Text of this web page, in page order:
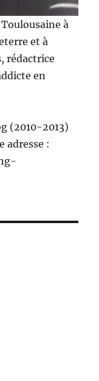
à
et à
rédactrice
en
(2010-2013)
adresse :